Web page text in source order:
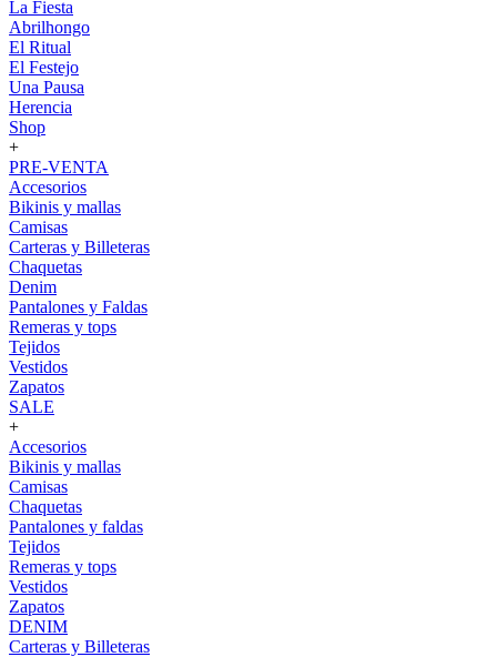
La Fiesta
Abrilhongo
El Ritual
El Festejo
Una Pausa
Herencia
Shop
+
PRE-VENTA
Accesorios
Bikinis y mallas
Camisas
Carteras y Billeteras
Chaquetas
Denim
Pantalones y Faldas
Remeras y tops
Tejidos
Vestidos
Zapatos
SALE
+
Accesorios
Bikinis y mallas
Camisas
Chaquetas
Pantalones y faldas
Tejidos
Remeras y tops
Vestidos
Zapatos
DENIM
Carteras y Billeteras